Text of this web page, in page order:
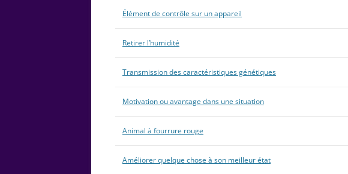
Élément de contrôle sur un appareil
Retirer l’humidité
Transmission des caractéristiques génétiques
Motivation ou avantage dans une situation
Animal à fourrure rouge
Améliorer quelque chose à son meilleur état